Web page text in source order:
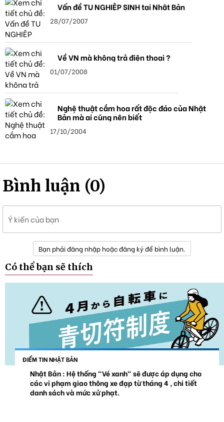
Vấn đề TU NGHIỆP SINH tại Nhật Bản
28/07/2007
Về VN mà không trả điện thoại ?
01/07/2008
Nghệ thuật cắm hoa rất độc đáo của Nhật
Bản mà ai cũng nên biết
17/10/2004
Bình luận (0)
Ý kiến của bạn
Bạn phải đăng nhập hoặc đăng ký để bình luận.
Có thể bạn sẽ thích
ĐIỂM TIN NHẬT BẢN
Nhật Bản : Hệ thống "Vé xanh" sẽ được áp dụng cho
các vi phạm giao thông xe đạp từ tháng 4 , chi tiết
danh sách và mức xử phạt.